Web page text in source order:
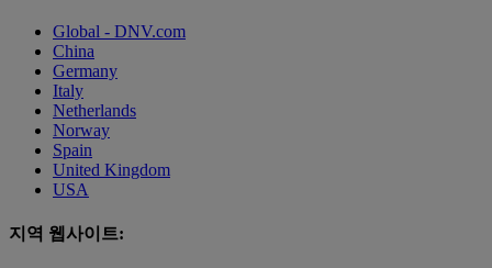
Global - DNV.com
China
Germany
Italy
Netherlands
Norway
Spain
United Kingdom
USA
지역 웹사이트: